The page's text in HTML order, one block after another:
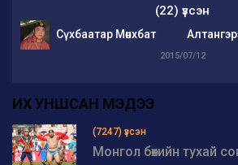
(22) үзсэн
Сүхбаатар Мөнхбат
2015/07/12
ИХ УНШСАН МЭДЭЭ
(7247) үзсэн
Монгол бөхийн тухай